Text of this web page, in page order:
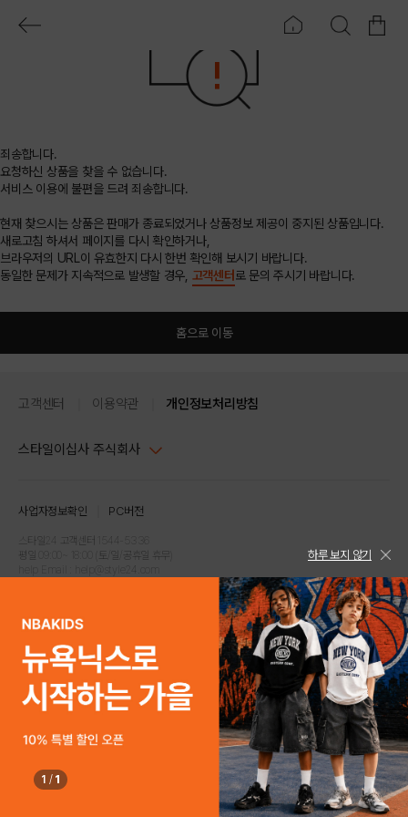
죄송합니다.
요청하신 상품을 찾을 수 없습니다.
서비스 이용에 불편을 드려 죄송합니다.
현재 찾으시는 상품은 판매가 종료되었거나 상품정보 제공이 중지된 상품입니다.
새로고침 하셔서 페이지를 다시 확인하거나,
브라우저의 URL이 유효한지 다시 한번 확인해 보시기 바랍니다.
동일한 문제가 지속적으로 발생할 경우, 고객센터 로 문의 주시기 바랍니다.
홈으로 이동
고객센터 이용약관 개인정보처리방침
스타일이십사 주식회사
주소 : 서울시 강남구 논현로 633, 6층 (논현동, 한세엠케이빌딩)
사업자등록번호 : 116-81-32499
통신판매업신고번호 : 제 2024-서울강남-04239
고객센터 1544-5336(평일 09:00~ 18:00 토/일/공휴일 휴무)
사업자정보확인 PC버전
스타일24 고객센터 1544-5336
평일 09:00~ 18:00 (토/일/공휴일 휴무)
COPYRIGHTⓒ2021 STYLE24 ALL RIGHTS RESERVED.
하루 보지 않기
1 / 1